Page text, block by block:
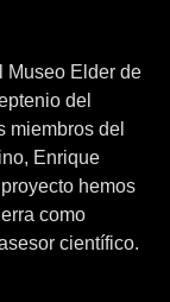
Museo Elder de
del
miembros del
Enrique
hemos
como
científico.